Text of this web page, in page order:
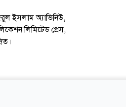
ইসলাম অ্যাভিনিউ,
লিমিটেড প্রেস,